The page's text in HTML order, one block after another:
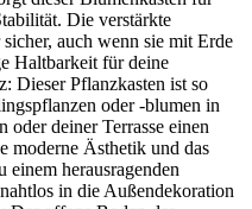
Die verstärkte
auch wenn sie mit Erde
Haltbarkeit für deine
Dieser Pflanzkasten ist so
oder -blumen in
oder deiner Terrasse einen
moderne Ästhetik und das
einem herausragenden
in die Außendekoration